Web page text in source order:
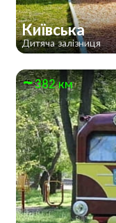
Київська
Дитяча залізниця
382 км